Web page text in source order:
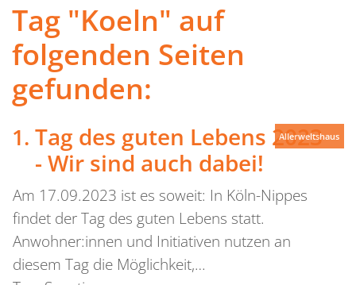
Tag "Koeln" auf
folgenden Seiten
gefunden:
Tag des guten Lebens 2023
- Wir sind auch dabei!
Am 17.09.2023 ist es soweit: In Köln-Nippes
findet der Tag des guten Lebens statt.
Anwohner:innen und Initiativen nutzen an
diesem Tag die Möglichkeit,…
Allerweltshaus